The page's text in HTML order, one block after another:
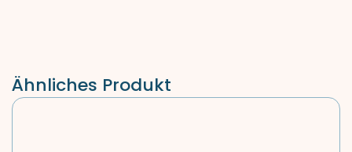
Ähnliches Produkt